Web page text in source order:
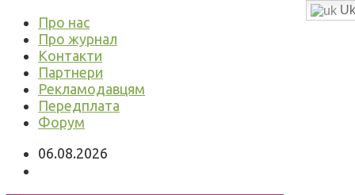
Про нас
Про журнал
Контакти
Партнери
Рекламодавцям
Передплата
Форум
06.08.2026